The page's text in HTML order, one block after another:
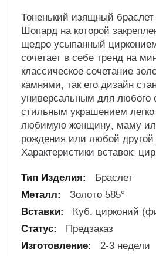
Тоненький изящный
Шопард на которой
щедро усыпанный
сочетает в себе тренд на
классическое сочетание
камнями, так его дизайн
универсальным для любого
стильным украшением легко
любимую женщину, маму
рождения или любой другой
Характеристики вставок:
Браслет
Золото 585°
Куб. цирконий
Предзаказ
2-3 недели